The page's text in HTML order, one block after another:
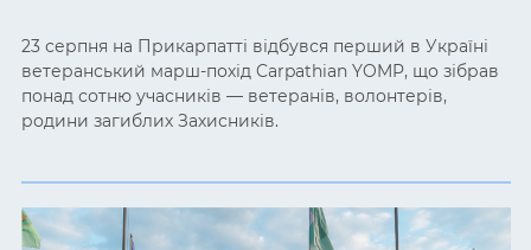
23 серпня на Прикарпатті відбувся перший в Україні
ветеранський марш-похід Carpathian YOMP, що зібрав
понад сотню учасників — ветеранів, волонтерів,
родини загиблих Захисників.